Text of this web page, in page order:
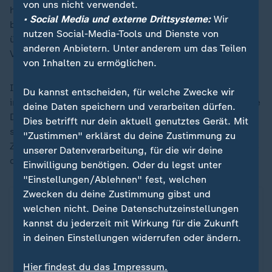
halben Jahr einen Neustart bei der Bahn an. "Neustart
bei der Deutschen Bahn heißt mehr Verantwortung
übernehmen und neue Prioritäten setzen", sagte die
Vorstandschefin.
In den vergangenen Jahren hatte die Bahn ihre Preise
im Fernverkehr regelmäßig zum Fahrplanwechsel Mitte
Dezember angehoben und das vor allem mit den
steigenden Personal- und Energiekosten begründet.
Zuletzt wurden die sogenannten Flexpreise Ende 2024
durchschnittlich um 5,9 Prozent erhöht.
So (un)pünktlich ist die Deutsche Bahn
ZDFheute Infografik
von uns nicht verwendet.
• Social Media und externe Drittsysteme:Wir
nutzen Social-Media-Tools und Dienste von
anderen Anbietern. Unter anderem um das Teilen
von Inhalten zu ermöglichen.
Du kannst entscheiden, für welche Zwecke wir
deine Daten speichern und verarbeiten dürfen.
Dies betrifft nur dein aktuell genutztes Gerät. Mit
"Zustimmen" erklärst du deine Zustimmung zu
unserer Datenverarbeitung, für die wir deine
Einwilligung benötigen. Oder du legst unter
"Einstellungen/Ablehnen" fest, welchen
Zwecken du deine Zustimmung gibst und
welchen nicht. Deine Datenschutzeinstellungen
kannst du jederzeit mit Wirkung für die Zukunft
in deinen Einstellungen widerrufen oder ändern.
Hier findest du das Impressum.